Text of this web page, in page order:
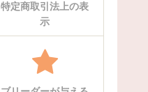
特定商取引法上の表
示